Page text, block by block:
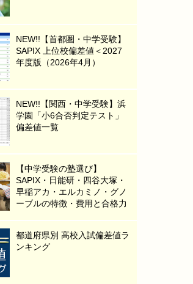
NEW!!【首都圏・中学受験】
SAPIX 上位校偏差値＜2027
年度版（2026年4月）
NEW!!【関西・中学受験】浜
学園「小6合否判定テスト」
偏差値一覧
【中学受験の塾選び】
SAPIX・日能研・四谷大塚・
早稲アカ・エルカミノ・グノ
ーブルの特徴・費用と合格力
都道府県別 高校入試偏差値ラ
ンキング